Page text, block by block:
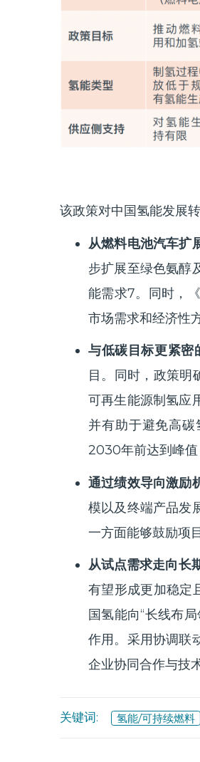
该政策对中国氢能发展
从燃料电池汽车扩
步扩展至绿色氨醇
能需求7。同时，
市场需求和经济性
与低碳目标更紧密
目。同时，政策明
可再生能源制氢应
并有助于避免高
2030年前达到峰值
通过绩效导向激励
模以及终端产品发
一方面能够鼓励项
从试点需求走向长
有望形成更加稳定
国氢能向“长线布
作用。采用协调联
企业协同合作与技
关键词: 氢能/可持续燃料